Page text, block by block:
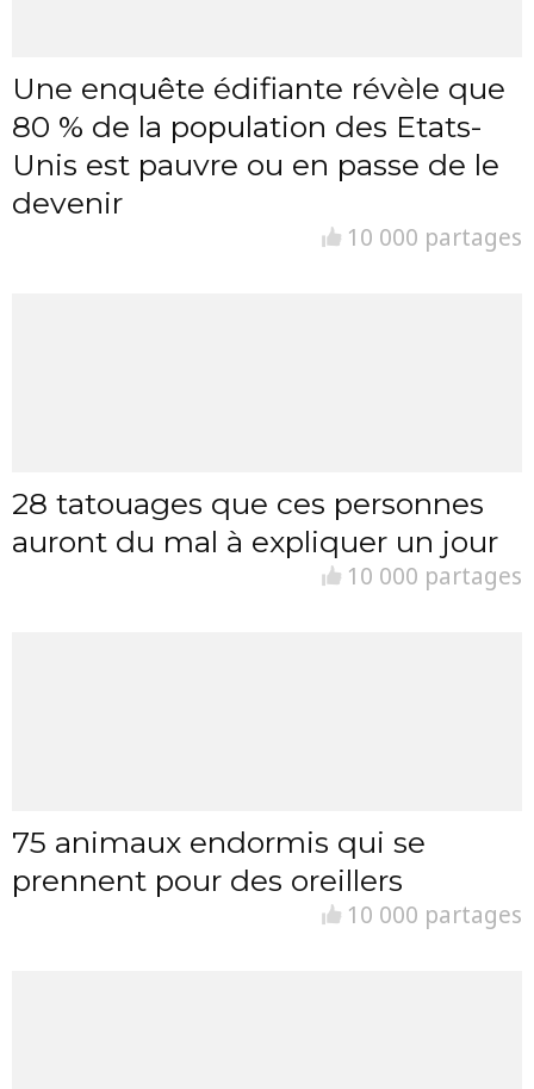
Une enquête édifiante révèle que
80 % de la population des Etats-
Unis est pauvre ou en passe de le
devenir
10 000 partages
28 tatouages que ces personnes
auront du mal à expliquer un jour
10 000 partages
75 animaux endormis qui se
prennent pour des oreillers
10 000 partages